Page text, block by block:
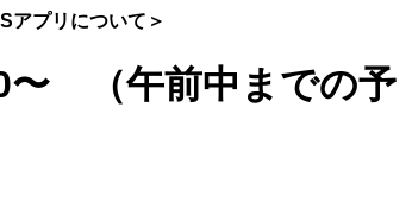
アプリについて＞
（午前中までの予